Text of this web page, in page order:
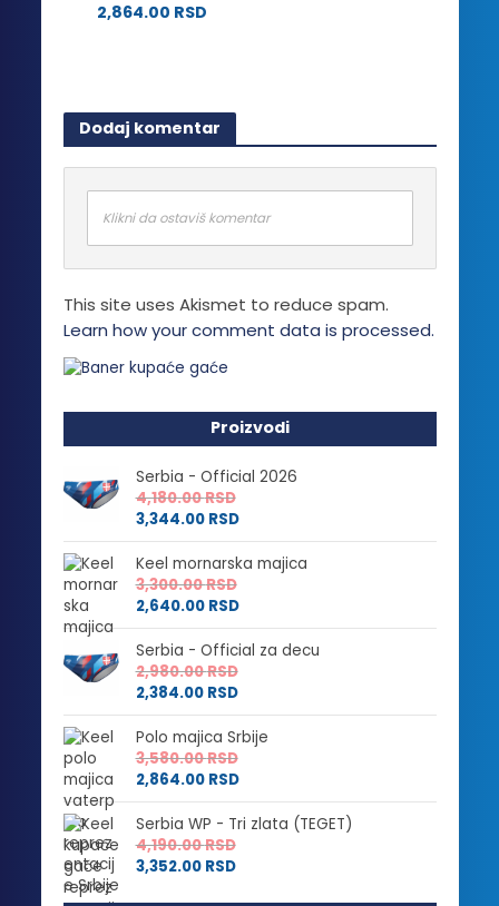
izabrane
2,864.00 RSD
više
varijanti.
Opcije
mogu
biti
izabrane
na
stranici
Dodaj komentar
Klikni da ostaviš komentar
This site uses Akismet to reduce spam.
Learn how your comment data is processed.
Proizvodi
Serbia - Official 2026
4,180.00RSD
3,344.00 RSD
Keel mornarska majica
3,300.00RSD
2,640.00 RSD
Serbia - Official za decu
2,980.00RSD
2,384.00 RSD
Polo majica Srbije
3,580.00RSD
2,864.00 RSD
Serbia WP - Tri zlata (TEGET)
4,190.00RSD
3,352.00 RSD